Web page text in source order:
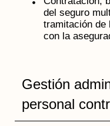
del seguro
tramitación de
con la
Gestión
personal